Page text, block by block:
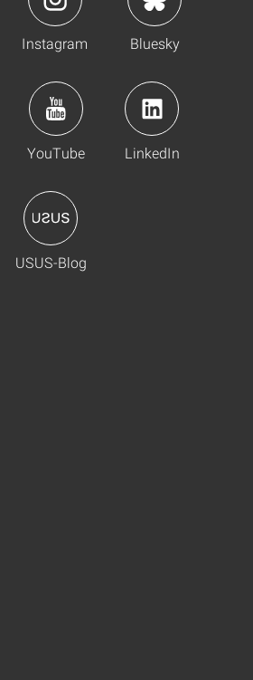
Instagram Bluesky
YouTube LinkedIn
USUS-Blog